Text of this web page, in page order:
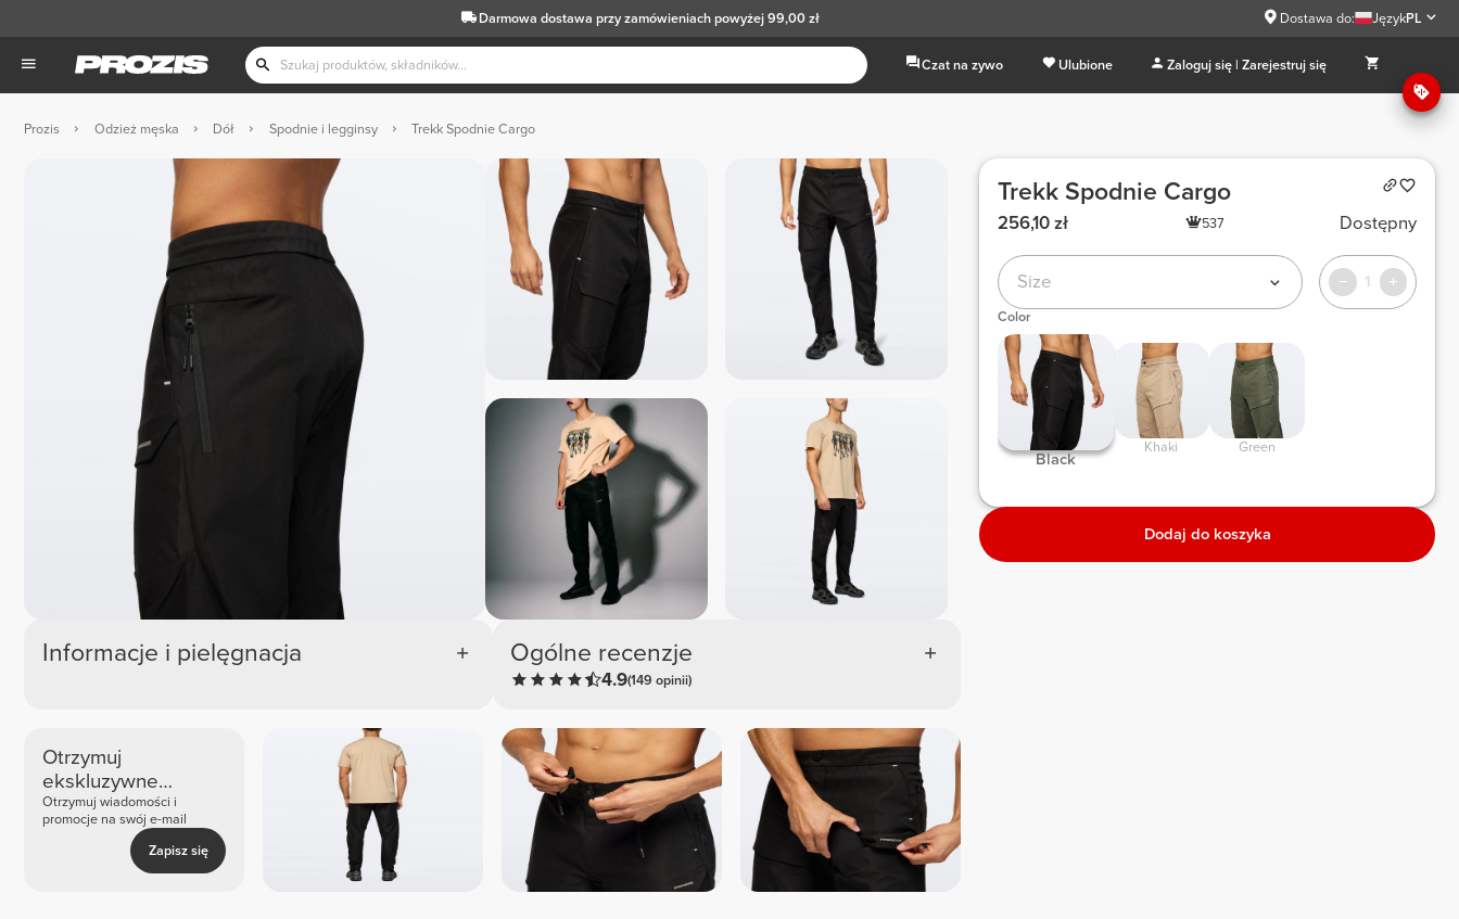
Darmowa dostawa przy zamówieniach powyżej 99,00 zł Dostawa do: JęzykPL
Czat na zywo Ulubione Zaloguj się | Zarejestruj się
Prozis Odzież męska Dół Spodnie i legginsy Trekk Spodnie Cargo
Informacje i pielęgnacja Ogólne recenzje
4.9(149 opinii)
Otrzymuj
ekskluzywne
nowości i oferty
Otrzymuj wiadomości i
promocje na swój e-mail
Zapisz się
Trekk Spodnie Cargo
256,10 zł 537 Dostępny
Size 1
Color
Black
Khaki Green
Dodaj do koszyka